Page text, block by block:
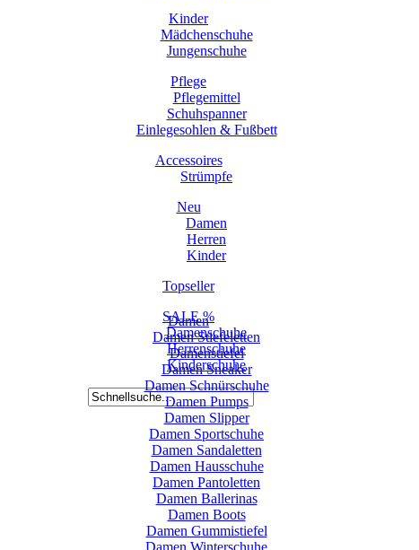
Kinder
Mädchenschuhe
Jungenschuhe
Pflege
Pflegemittel
Schuhspanner
Einlegesohlen & Fußbett
Accessoires
Strümpfe
Neu
Damen
Herren
Kinder
Topseller
SALE %
Damenschuhe
Herrenschuhe
Kinderschuhe
Damen
Damen Stiefeletten
Damenstiefel
Damen Sneaker
Damen Schnürschuhe
Damen Pumps
Damen Slipper
Damen Sportschuhe
Damen Sandaletten
Damen Hausschuhe
Damen Pantoletten
Damen Ballerinas
Damen Boots
Damen Gummistiefel
Damen Winterschuhe